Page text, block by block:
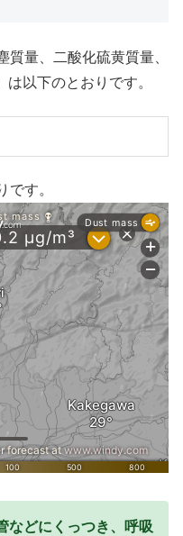
量、二酸化硫黄質量、
以下のとおりです。
です。
などにくっつき、呼吸